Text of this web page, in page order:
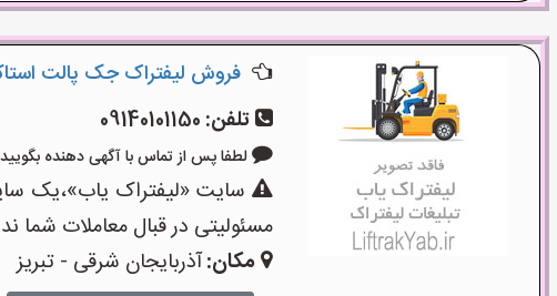
فروش لیفتراک جک پالت
تلفن: 09140101150
لطفا پس از تماس با آگهی دهنده بگویید:
سایت «لیفتراک یاب»،یک
مسئولیتی در قبال معاملات شما
مکان:آذربایجان شرقی - تبریز